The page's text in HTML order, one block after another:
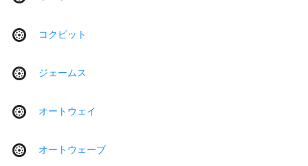
コクピット
ジェームス
オートウェイ
オートウェーブ